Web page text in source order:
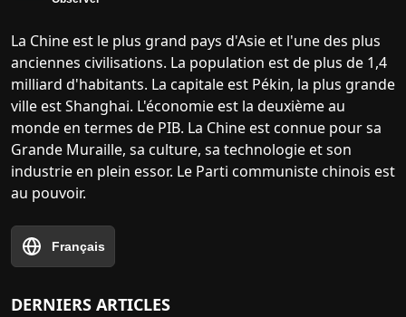
La Chine est le plus grand pays d'Asie et l'une des plus
anciennes civilisations. La population est de plus de 1,4
milliard d'habitants. La capitale est Pékin, la plus grande
ville est Shanghai. L'économie est la deuxième au
monde en termes de PIB. La Chine est connue pour sa
Grande Muraille, sa culture, sa technologie et son
industrie en plein essor. Le Parti communiste chinois est
au pouvoir.
Français
DERNIERS ARTICLES